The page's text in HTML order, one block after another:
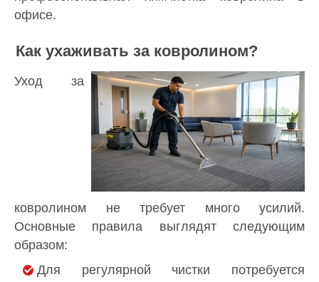
офисе.
Как ухаживать за ковролином?
Уход за
ковролином не требует много усилий.
Основные правила выглядят следующим
образом:
Для регулярной чистки потребуется